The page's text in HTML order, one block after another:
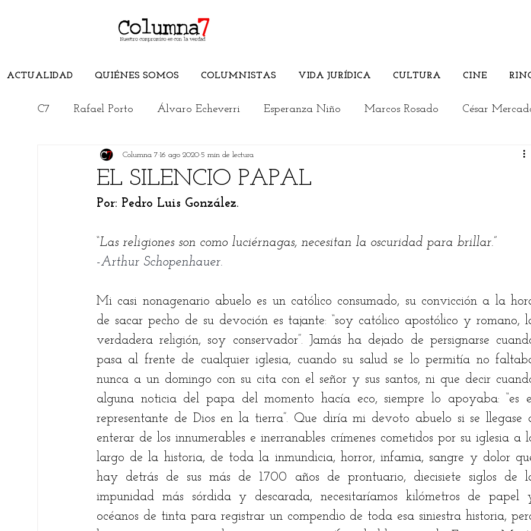
ACTUALIDAD QUIÉNES SOMOS COLUMNISTAS VIDA JURÍDICA CULTURA CINE
C7 Rafael Porto Álvaro Echeverri Esperanza Niño Marcos Rosado César
Edwuin Agudelo Edimer Latorre
Jorge Elías Caro Cristian Morelli
Los jóvenes opinan Actualidad
Fare Suárez Elsie Betancourt Christian Rodríguez Jairo Fontalvo Ricardo Bolaño
Bernardo Carreño Gómez Ricardo Andrés Manrique Odilón Adán Robles Hugo
Ariel Alberto Quiroga
EL SILENCIO PAPAL
Columna 7 16 ago 2020 5 min de lectura
Por: Pedro Luis González.
“Las religiones son como luciérnagas, necesitan la oscuridad para brillar.”
-Arthur Schopenhauer.
Mi casi nonagenario abuelo es un católico consumado, su convicción a la
de sacar pecho de su devoción es tajante: “soy católico apostólico y romano,
verdadera religión, soy conservador”. Jamás ha dejado de persignarse
pasa al frente de cualquier iglesia, cuando su salud se lo permitía no
nunca a un domingo con su cita con el señor y sus santos, ni que decir
alguna noticia del papa del momento hacía eco, siempre lo apoyaba: “es
representante de Dios en la tierra”. Que diría mi devoto abuelo si se llegase
enterar de los innumerables e inerranables crímenes cometidos por su iglesia a
largo de la historia, de toda la inmundicia, horror, infamia, sangre y dolor
hay detrás de sus más de 1.700 años de prontuario, diecisiete siglos de
impunidad más sórdida y descarada, necesitaríamos kilómetros de papel
océanos de tinta para registrar un compendio de toda esa siniestra historia,